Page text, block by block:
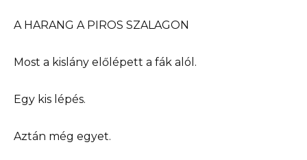
A HARANG A PIROS SZALAGON
Most a kislány előlépett a fák alól.
Egy kis lépés.
Aztán még egyet.